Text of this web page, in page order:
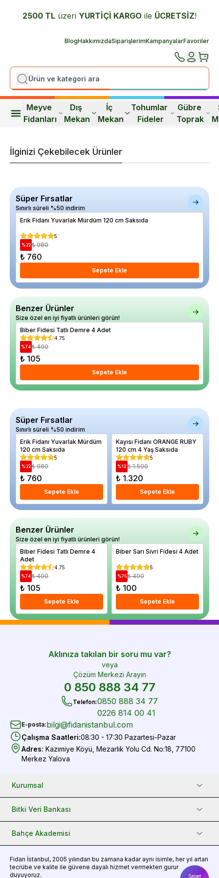
2500 TL üzeri YURTİÇİ KARGO ile ÜCRETSİZ!
BlogHakkımızdaSiparişlerimKampanyalarFavoriler
Meyve
Fidanları
Dış
Mekan
İç
Mekan
Tohumlar
Fideler
Gübre
Toprak
Sepet
İlginizi Çekebilecek Ürünler
Süper Fırsatlar
Sınırlı süreli %50 indirim
Erik Fidanı Yuvarlak Mürdüm 120 cm Saksıda
5
%22 ₺ 980
₺ 760
Sepete Ekle
Benzer Ürünler
Size özel en iyi fiyatlı ürünleri görün!
Biber Fidesi Tatlı Demre 4 Adet
4.75
%74 ₺ 400
₺ 105
Sepete Ekle
Süper Fırsatlar
Sınırlı süreli %50 indirim
Erik Fidanı Yuvarlak Mürdüm
120 cm Saksıda
5
%22 ₺ 980
₺ 760
Sepete Ekle
Kayısı Fidanı ORANGE RUBY
120 cm 4 Yaş Saksıda
5
%12 ₺ 1.500
₺ 1.320
Sepete Ekle
Benzer Ürünler
Size özel en iyi fiyatlı ürünleri görün!
Biber Fidesi Tatlı Demre 4
Adet
4.75
%74 ₺ 400
₺ 105
Sepete Ekle
Biber Sarı Sivri Fidesi 4 Adet
5
%75 ₺ 400
₺ 100
Sepete Ekle
Aklınıza takılan bir soru mu var?
veya
Çözüm Merkezi Arayın
0 850 888 34 77
Telefon:0850 888 34 77
0226 814 00 41
E-posta:bilgi@fidanistanbul.com
Çalışma Saatleri:08:30 - 17:30 Pazartesi-Pazar
Adres: Kazımiye Köyü, Mezarlık Yolu Cd. No:18, 77100
Merkez Yalova
Kurumsal
Bitki Veri Bankası
Bahçe Akademisi
Fidan İstanbul, 2005 yılından bu zamana kadar aynı isimle, her yıl artan
tecrübe ve kalite ile güvene dayalı hizmet vermekten gurur
duyuyoruz.